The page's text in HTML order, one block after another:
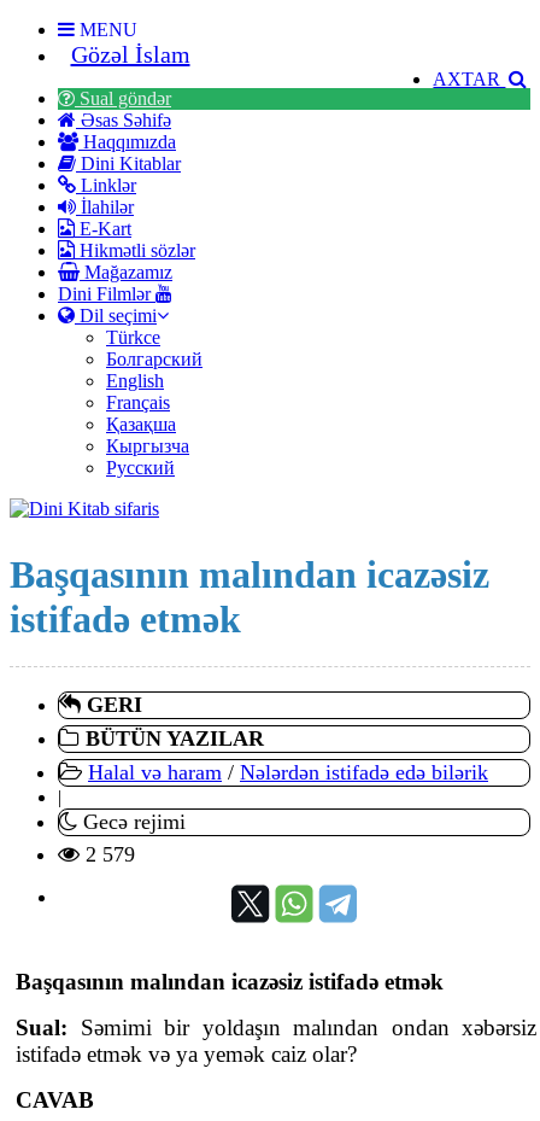
MENU
Gözəl İslam
AXTAR
Sual göndər
Əsas Səhifə
Haqqımızda
Dini Kitablar
Linklər
İlahilər
E-Kart
Hikmətli sözlər
Mağazamız
Dini Filmlər
Dil seçimi
Türkce
Болгарский
English
Français
Қазақша
Кыргызча
Русский
Başqasının malından icazəsiz
istifadə etmək
GERI
BÜTÜN YAZILAR
Halal və haram / Nələrdən istifadə edə bilərik
|
Gecə rejimi
2 579
Başqasının malından icazəsiz istifadə etmək
Sual: Səmimi bir yoldaşın malından ondan xəbərsiz
istifadə etmək və ya yemək caiz olar?
CAVAB